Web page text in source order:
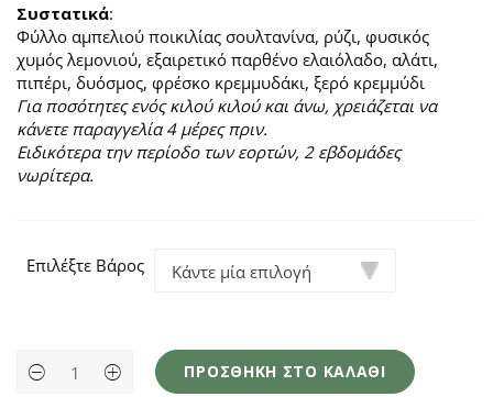
59,60 €
Συστατικά:
Φύλλο αμπελιού ποικιλίας σουλτανίνα, ρύζι, φυσικός
χυμός λεμονιού, εξαιρετικό παρθένο ελαιόλαδο, αλάτι,
πιπέρι, δυόσμος, φρέσκο κρεμμυδάκι, ξερό κρεμμύδι
Για ποσότητες ενός κιλού κιλού και άνω, χρειάζεται να
κάνετε παραγγελία 4 μέρες πριν.
Ειδικότερα την περίοδο των εορτών, 2 εβδομάδες
νωρίτερα.
Επιλέξτε Βάρος
Ντολμαδάκια
γιαλαντζί
ΠΡΟΣΘΉΚΗ ΣΤΟ ΚΑΛΆΘΙ